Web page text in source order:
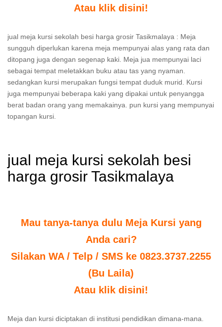
Atau klik disini!
jual meja kursi sekolah besi harga grosir Tasikmalaya : Meja
sungguh diperlukan karena meja mempunyai alas yang rata dan
ditopang juga dengan segenap kaki. Meja jua mempunyai laci
sebagai tempat meletakkan buku atau tas yang nyaman.
sedangkan kursi merupakan fungsi tempat duduk murid. Kursi
juga mempunyai beberapa kaki yang dipakai untuk penyangga
berat badan orang yang memakainya. pun kursi yang mempunyai
topangan kursi.
jual meja kursi sekolah besi
harga grosir Tasikmalaya
Mau tanya-tanya dulu Meja Kursi yang
Anda cari?
Silakan WA / Telp / SMS ke 0823.3737.2255
(Bu Laila)
Atau klik disini!
Meja dan kursi diciptakan di institusi pendidikan dimana-mana.